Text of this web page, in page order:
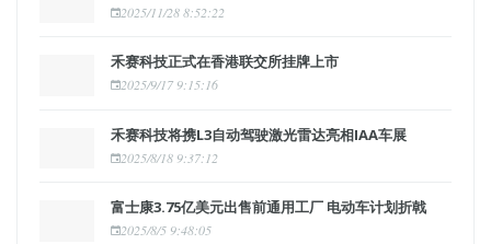
2025/11/28 8:52:22
禾赛科技正式在香港联交所挂牌上市
2025/9/17 9:15:16
禾赛科技将携L3自动驾驶激光雷达亮相IAA车展
2025/8/18 9:37:12
富士康3.75亿美元出售前通用工厂 电动车计划折戟
2025/8/5 9:48:05